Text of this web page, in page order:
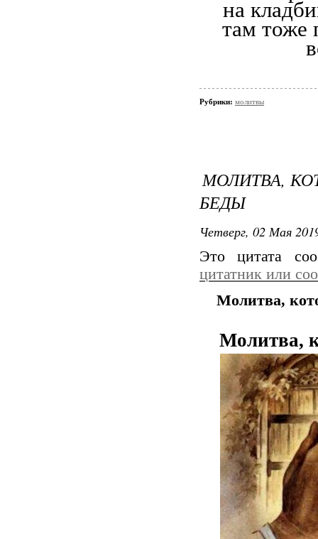
на
там тоже
Рубрики: молитвы
МОЛИТВА,
БЕДЫ
Четверг, 02 Мая
Это цитата
цитатник или
Молитва,
Молитва,